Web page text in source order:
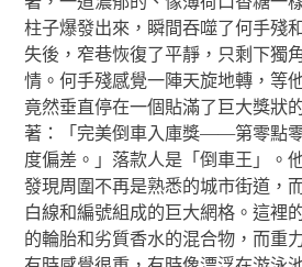
柱子爆發出來，瞬間吞噬了何手殘
失後，窄巷恢復了平靜，只剩下獨
情。何手殘感覺一陣天旋地轉，等
竟然垂直停在一個貼滿了巨大獎狀
著：「完美倒車入庫獎——第零點
度偏差。」落款人是「倒車王」。
發現周圍不再是熟悉的城市街道，
白線和編號組成的巨大網格。這裡
的輪胎和劣質香水的混合物，而重